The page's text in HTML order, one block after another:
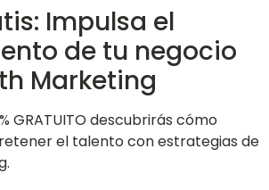
Impulsa el
de tu negocio
Marketing
GRATUITO descubrirás cómo
el talento con estrategias de